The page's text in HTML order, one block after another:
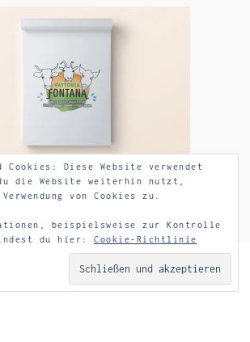
Cookies: Diese Website verwendet
die Website weiterhin nutzt,
von Cookies zu.
beispielsweise zur Kontrolle
du hier: Cookie-Richtlinie